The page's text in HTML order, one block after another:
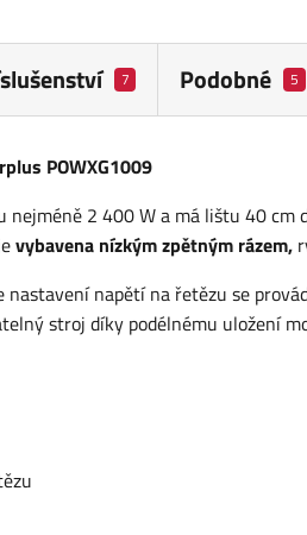
7 Podobné 5
POWXG1009
nejméně 2 400 W a má lištu 40
vybavena nízkým zpětným rázem,
nastavení napětí na řetězu se
stroj díky podélnému uložení